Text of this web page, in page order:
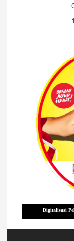
Digitalisasi Pelayanan